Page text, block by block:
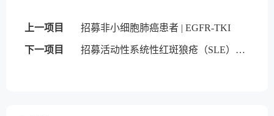
上一项目 招募非小细胞肺癌患者 | EGFR-TKI
下一项目 招募活动性系统性红斑狼疮（SLE）患者 | 酪氨酸激酶2（TYK2）变构抑制剂